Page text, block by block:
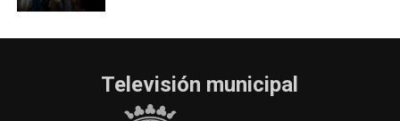
Televisión municipal